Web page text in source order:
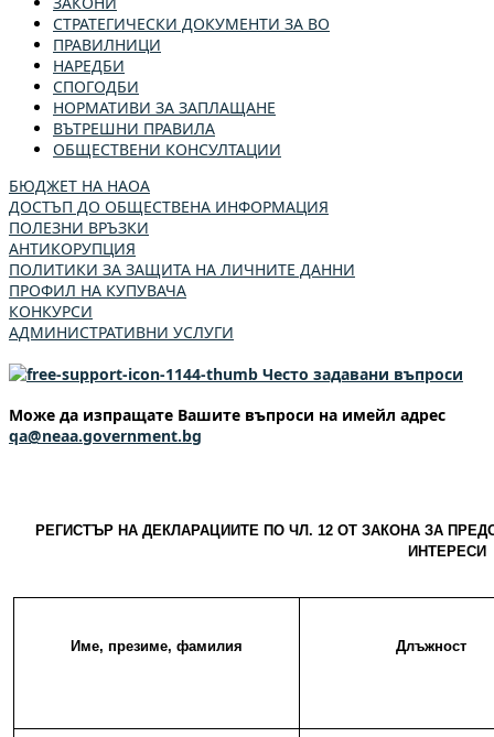
СТРАТЕГИЧЕСКИ ДОКУМЕНТИ ЗА ВО
ПРАВИЛНИЦИ
НАРЕДБИ
СПОГОДБИ
НОРМАТИВИ ЗА ЗАПЛАЩАНЕ
ВЪТРЕШНИ ПРАВИЛА
ОБЩЕСТВЕНИ КОНСУЛТАЦИИ
БЮДЖЕТ НА НАОА
ДОСТЪП ДО ОБЩЕСТВЕНА ИНФОРМАЦИЯ
ПОЛЕЗНИ ВРЪЗКИ
АНТИКОРУПЦИЯ
ПОЛИТИКИ ЗА ЗАЩИТА НА ЛИЧНИТЕ ДАННИ
ПРОФИЛ НА КУПУВАЧА
КОНКУРСИ
АДМИНИСТРАТИВНИ УСЛУГИ
Често задавани въпроси
Може да изпращате Вашите въпроси на имейл адрес
qa@neaa.government.bg
РЕГИСТЪР НА ДЕКЛАРАЦИИТЕ ПО ЧЛ. 12 ОТ ЗАКОНА ЗА
ИНТЕРЕСИ
Име, презиме, фамилия Длъжност